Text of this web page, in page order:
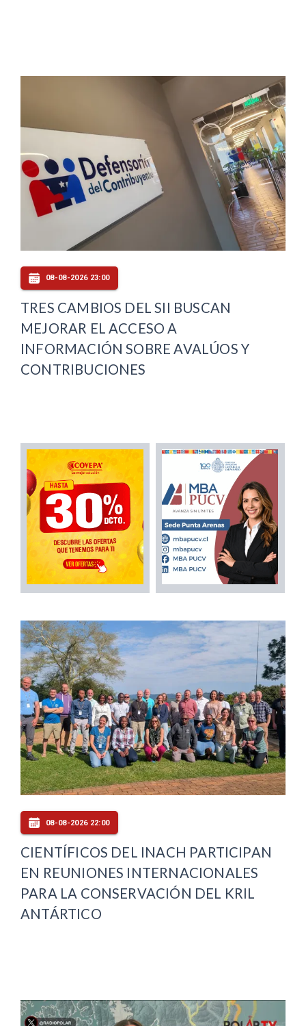
08-08-2026 23:00
TRES CAMBIOS DEL SII BUSCAN
MEJORAR EL ACCESO A
INFORMACIÓN SOBRE AVALÚOS Y
CONTRIBUCIONES
08-08-2026 22:00
CIENTÍFICOS DEL INACH PARTICIPAN
EN REUNIONES INTERNACIONALES
PARA LA CONSERVACIÓN DEL KRIL
ANTÁRTICO